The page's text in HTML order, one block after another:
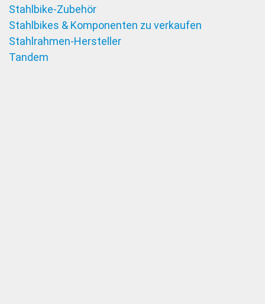
Stahlbike-Zubehör
Stahlbikes & Komponenten zu verkaufen
Stahlrahmen-Hersteller
Tandem